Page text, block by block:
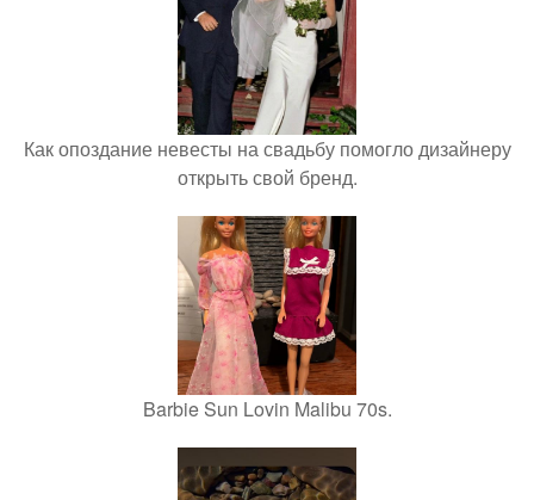
Как опоздание невесты на свадьбу помогло дизайнеру
открыть свой бренд.
Barbie Sun Lovin Malibu 70s.